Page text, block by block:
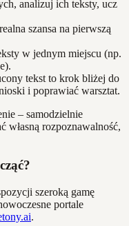
analizuj ich teksty, ucz
szansa na pierwszą
w jednym miejscu (np.
tekst to krok bliżej do
i poprawiać warsztat.
– samodzielnie
rozpoznawalność,
szeroką gamę
portale
.